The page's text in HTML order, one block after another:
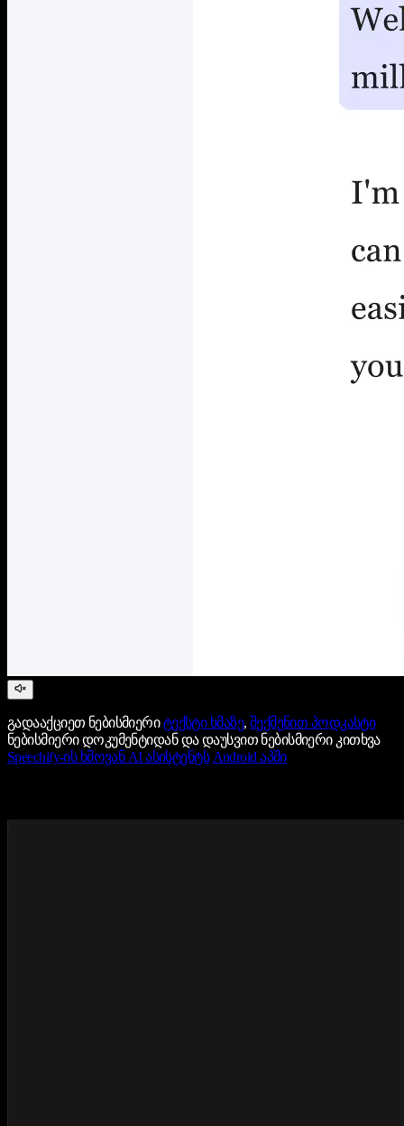
გადააქციეთ ნებისმიერიტექსტი ხმაზე, შექმენით პოდკასტი
ნებისმიერი დოკუმენტიდან და დაუსვით ნებისმიერი კითხვა
Speechify-ის ხმოვან AI ასისტენტს Android აპში